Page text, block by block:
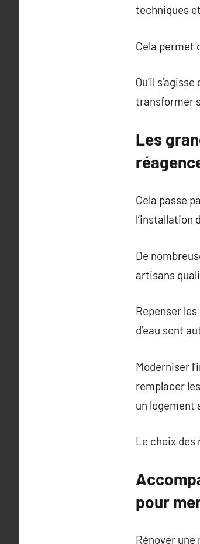
techniques
Cela permet
Qu’il
transformer
Les
Cela passe
l’installation
De
artisans
Repenser
d’eau sont
Moderniser
remplacer
un logement
Le choix
pour
Rénover une